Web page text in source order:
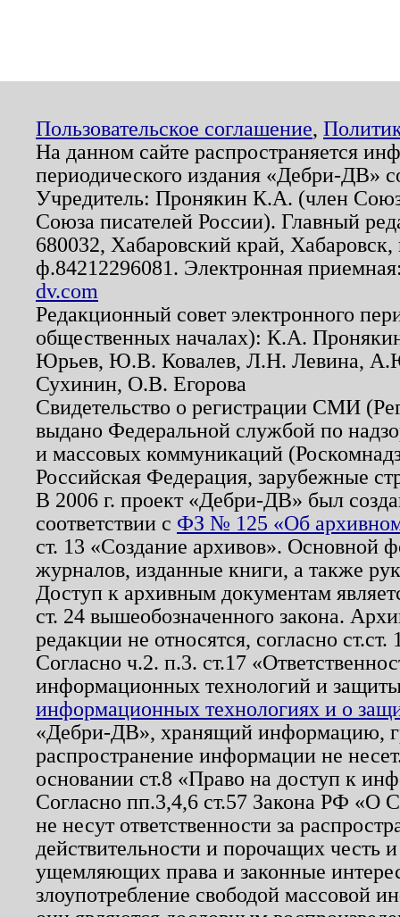
Пользовательское соглашение,
На данном сайте распространяется
периодического издания «Дебри-ДВ»
Учредитель: Пронякин К.А. (член
Союза писателей России). Главный
680032, Хабаровский край,
ф.84212296081. Электронная
dv.com
Редакционный совет электронного
общественных началах): К.А.
Юрьев, Ю.В. Ковалев, Л.Н. Левина,
Сухинин, О.В. Егорова
Свидетельство о регистрации СМИ
выдано Федеральной службой по
и массовых коммуникаций
Российская Федерация, зарубежные
В 2006 г. проект «Дебри-ДВ» был
соответствии с ФЗ № 125 «Об
ст. 13 «Создание архивов». Основной
журналов, изданные книги, а также
Доступ к архивным документам
ст. 24 вышеобозначенного закона.
редакции не относятся, согласно
Согласно ч.2. п.3. ст.17
информационных технологий и
информационных технологиях и о
«Дебри-ДВ», хранящий информацию,
распространение информации не
основании ст.8 «Право на доступ к
Согласно пп.3,4,6 ст.57 Закона РФ «О
не несут ответственности за
действительности и порочащих честь
ущемляющих права и законные
злоупотребление свободой массовой